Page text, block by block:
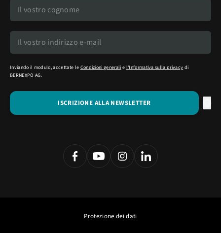
Inviando il modulo, accettate le Condizioni generali e l'Informativa sulla privacy di
BERNEXPO AG.
Protezione dei dati